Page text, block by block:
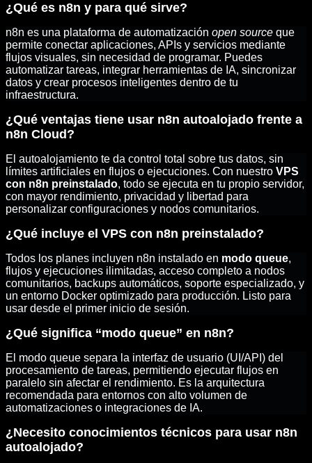
¿Qué es n8n y para qué sirve?
n8n es una plataforma de automatización open source que
permite conectar aplicaciones, APIs y servicios mediante
flujos visuales, sin necesidad de programar. Puedes
automatizar tareas, integrar herramientas de IA, sincronizar
datos y crear procesos inteligentes dentro de tu
infraestructura.
¿Qué ventajas tiene usar n8n autoalojado frente a
n8n Cloud?
El autoalojamiento te da control total sobre tus datos, sin
límites artificiales en flujos o ejecuciones. Con nuestro VPS
con n8n preinstalado, todo se ejecuta en tu propio servidor,
con mayor rendimiento, privacidad y libertad para
personalizar configuraciones y nodos comunitarios.
¿Qué incluye el VPS con n8n preinstalado?
Todos los planes incluyen n8n instalado en modo queue,
flujos y ejecuciones ilimitadas, acceso completo a nodos
comunitarios, backups automáticos, soporte especializado, y
un entorno Docker optimizado para producción. Listo para
usar desde el primer inicio de sesión.
¿Qué significa “modo queue” en n8n?
El modo queue separa la interfaz de usuario (UI/API) del
procesamiento de tareas, permitiendo ejecutar flujos en
paralelo sin afectar el rendimiento. Es la arquitectura
recomendada para entornos con alto volumen de
automatizaciones o integraciones de IA.
¿Necesito conocimientos técnicos para usar n8n
autoalojado?